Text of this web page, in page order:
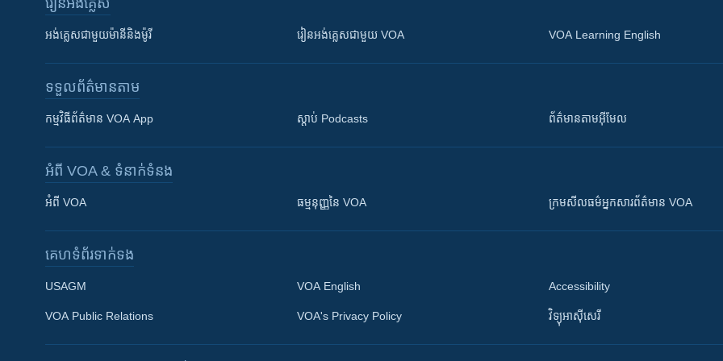
រៀន​​អង់គ្លេស
អង់គ្លេស​ជាមួយ​ម៉ានី​និង​ម៉ូរី រៀន​​​​​​អង់គ្លេស​​ជាមួយ VOA VOA Learning English
ទទួល​ព័ត៌មាន​តាម
កម្មវិធី​ព័ត៌មាន VOA App ស្តាប់ Podcasts ព័ត៌មាន​តាម​អ៊ីមែល
អំពី​ VOA & ទំនាក់ទំនង
អំពី​ VOA ធម្មនុញ្ញ​នៃ VOA ក្រម​​​សីលធម៌​​​អ្នក​​​សារព័ត៌មាន VOA
គេហទំព័រ​​ទាក់ទង
USAGM
VOA Public Relations
VOA English
VOA's Privacy Policy
Accessibility
វិទ្យុ​អាស៊ី​សេរី